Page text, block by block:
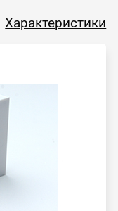
Характеристики